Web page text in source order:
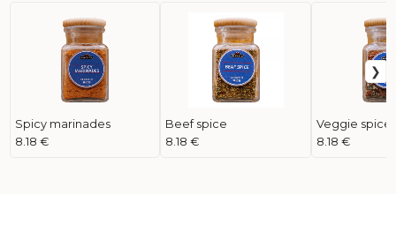
Spicy marinades
8.18 €
Beef spice
8.18 €
Veggie spice
8.18 €